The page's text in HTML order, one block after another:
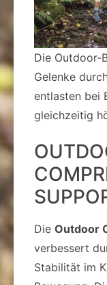
Die Outdoor-
Gelenke
entlasten bei
gleichzeitig
Die Outdoor
verbessert
Stabilität im